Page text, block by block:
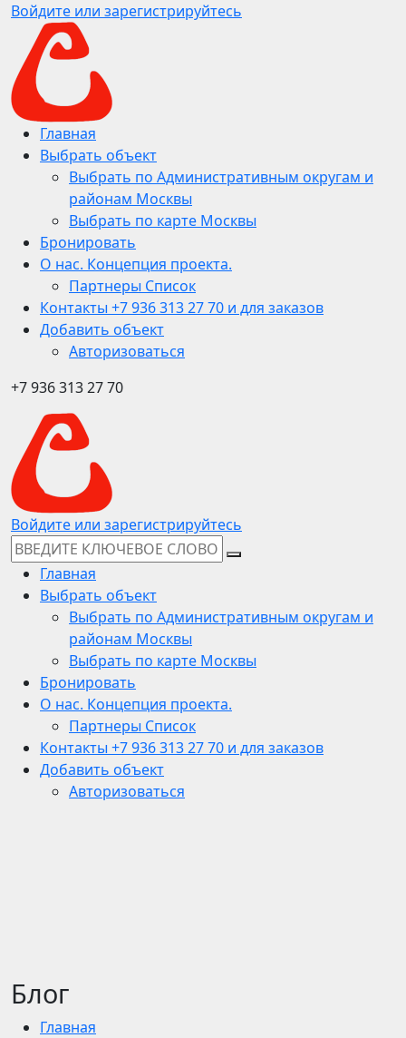
Войдите или зарегистрируйтесь
Главная
Выбрать объект
Выбрать по Административным округам и
районам Москвы
Выбрать по карте Москвы
Бронировать
О нас. Концепция проекта.
Партнеры Список
Контакты +7 936 313 27 70 и для заказов
Добавить объект
Авторизоваться
+7 936 313 27 70
Войдите или зарегистрируйтесь
Главная
Выбрать объект
Выбрать по Административным округам и
районам Москвы
Выбрать по карте Москвы
Бронировать
О нас. Концепция проекта.
Партнеры Список
Контакты +7 936 313 27 70 и для заказов
Добавить объект
Авторизоваться
Блог
Главная